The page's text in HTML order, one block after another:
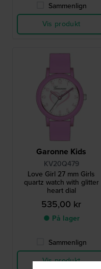
Sammenlign
Vis produkt
Garonne Kids
KV20Q479
Love Girl 27 mm Girls
quartz watch with glitter
heart dial
535,00 kr
● På lager
Sammenlign
Vis produkt